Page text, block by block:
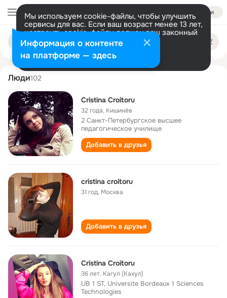
Войти
Мы используем cookie-файлы, чтобы улучшить
сервисы для вас. Если ваш возраст менее 13 лет,
настроить cookie-файлы должен ваш законный
представитель. Больше информации
Разрешить все Настроить
Поиск
людям
cristina croitoru
Люди102
Cristina Croitoru
32 года, Кишинёв
2 Санкт-Петербургское высшее
педагогическое училище
Добавить в друзья
cristina croitoru
31 год, Москва
Добавить в друзья
Cristina Croitoru
36 лет, Кагул (Кахул)
UB 1 ST, Universite Bordeaux 1 Sciences
Technologies
Информация о контенте
на платформе — здесь